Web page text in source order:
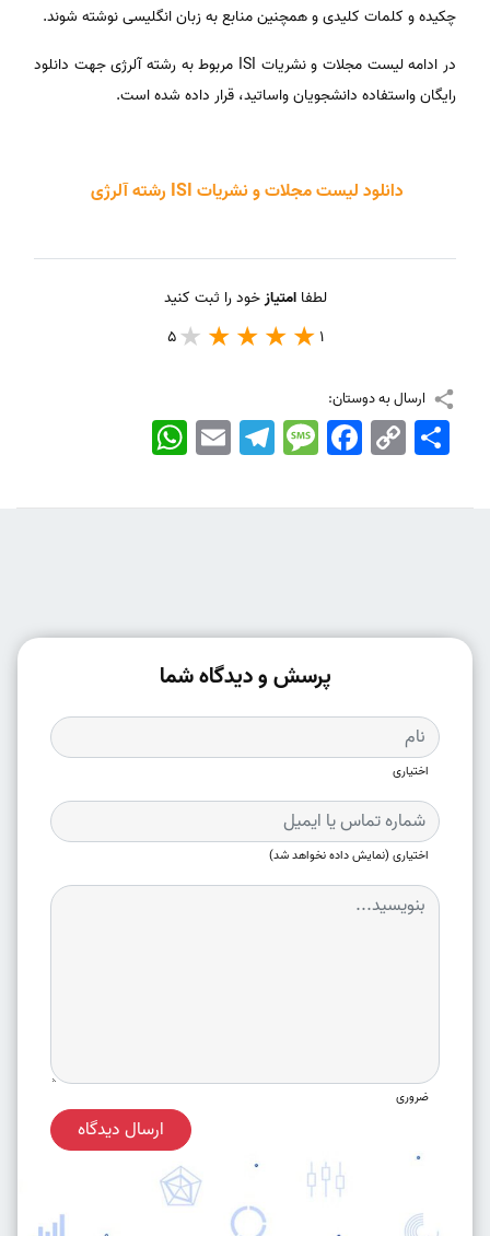
چکیده و کلمات کلیدی و همچنین منابع به زبان انگلیسی نوشته شوند.
در ادامه لیست مجلات و نشریات ISI مربوط به رشته آلرژی جهت دانلود
رایگان واستفاده دانشجویان واساتید، قرار داده شده است.
دانلود لیست مجلات و نشریات ISI رشته آلرژی
لطفاامتیازخود را ثبت کنید
1
5
ارسال به دوستان:
WhatsApp EmailTelegramMessageFacebook Copy
Link
اشتراک
پرسش و دیدگاه شما
اختیاری
اختیاری (نمایش داده نخواهد شد)
ضروری
ارسال دیدگاه